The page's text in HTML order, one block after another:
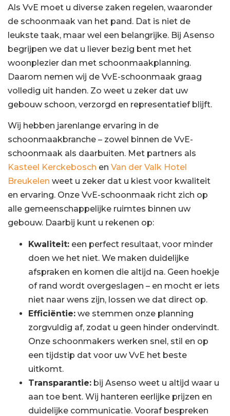
Als VvE moet u diverse zaken regelen, waaronder
de schoonmaak van het pand. Dat is niet de
leukste taak, maar wel een belangrijke. Bij Asenso
begrijpen we dat u liever bezig bent met het
woonplezier dan met schoonmaakplanning.
Daarom nemen wij de VvE-schoonmaak graag
volledig uit handen. Zo weet u zeker dat uw
gebouw schoon, verzorgd en representatief blijft.
Wij hebben jarenlange ervaring in de
schoonmaakbranche – zowel binnen de VvE-
schoonmaak als daarbuiten. Met partners als
Kasteel Kerckebosch en Van der Valk Hotel
Breukelen weet u zeker dat u kiest voor kwaliteit
en ervaring. Onze VvE-schoonmaak richt zich op
alle gemeenschappelijke ruimtes binnen uw
gebouw. Daarbij kunt u rekenen op:
Kwaliteit: een perfect resultaat, voor minder
doen we het niet. We maken duidelijke
afspraken en komen die altijd na. Geen hoekje
of rand wordt overgeslagen – en mocht er iets
niet naar wens zijn, lossen we dat direct op.
Efficiëntie: we stemmen onze planning
zorgvuldig af, zodat u geen hinder ondervindt.
Onze schoonmakers werken snel, stil en op
een tijdstip dat voor uw VvE het beste
uitkomt.
Transparantie: bij Asenso weet u altijd waar u
aan toe bent. Wij hanteren eerlijke prijzen en
duidelijke communicatie. Vooraf bespreken